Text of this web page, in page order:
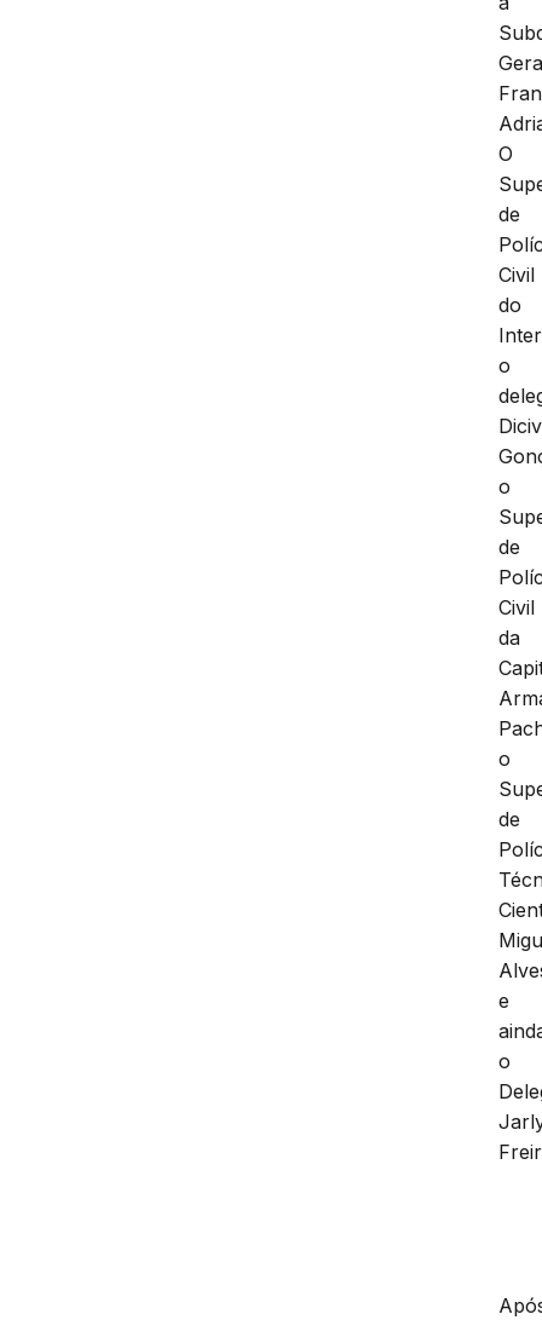
O
de
Civil
do
o
o
de
Civil
da
o
de
e
o